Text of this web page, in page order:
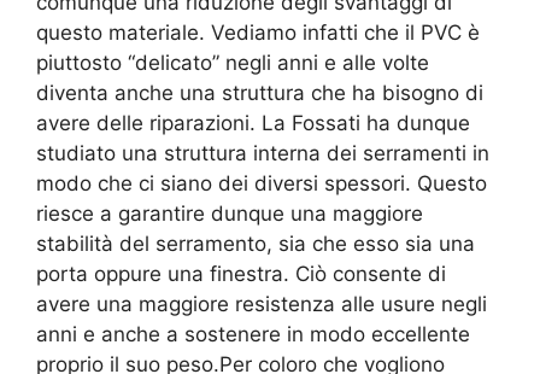
questo materiale. Vediamo infatti che il PVC è
piuttosto “delicato” negli anni e alle volte
diventa anche una struttura che ha bisogno di
avere delle riparazioni. La Fossati ha dunque
studiato una struttura interna dei serramenti in
modo che ci siano dei diversi spessori. Questo
riesce a garantire dunque una maggiore
stabilità del serramento, sia che esso sia una
porta oppure una finestra. Ciò consente di
avere una maggiore resistenza alle usure negli
anni e anche a sostenere in modo eccellente
proprio il suo peso.Per coloro che vogliono